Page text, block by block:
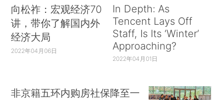
向松祚：宏观经济70
讲，带你了解国内外
经济大局
2022年04月06日
In Depth: As
Tencent Lays Off
Staff, Is Its ‘Winter’
Approaching?
2022年04月01日
非京籍五环内购房社保降至一